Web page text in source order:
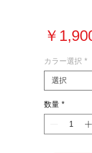
￥
カラー選択 *
選択
数量 *